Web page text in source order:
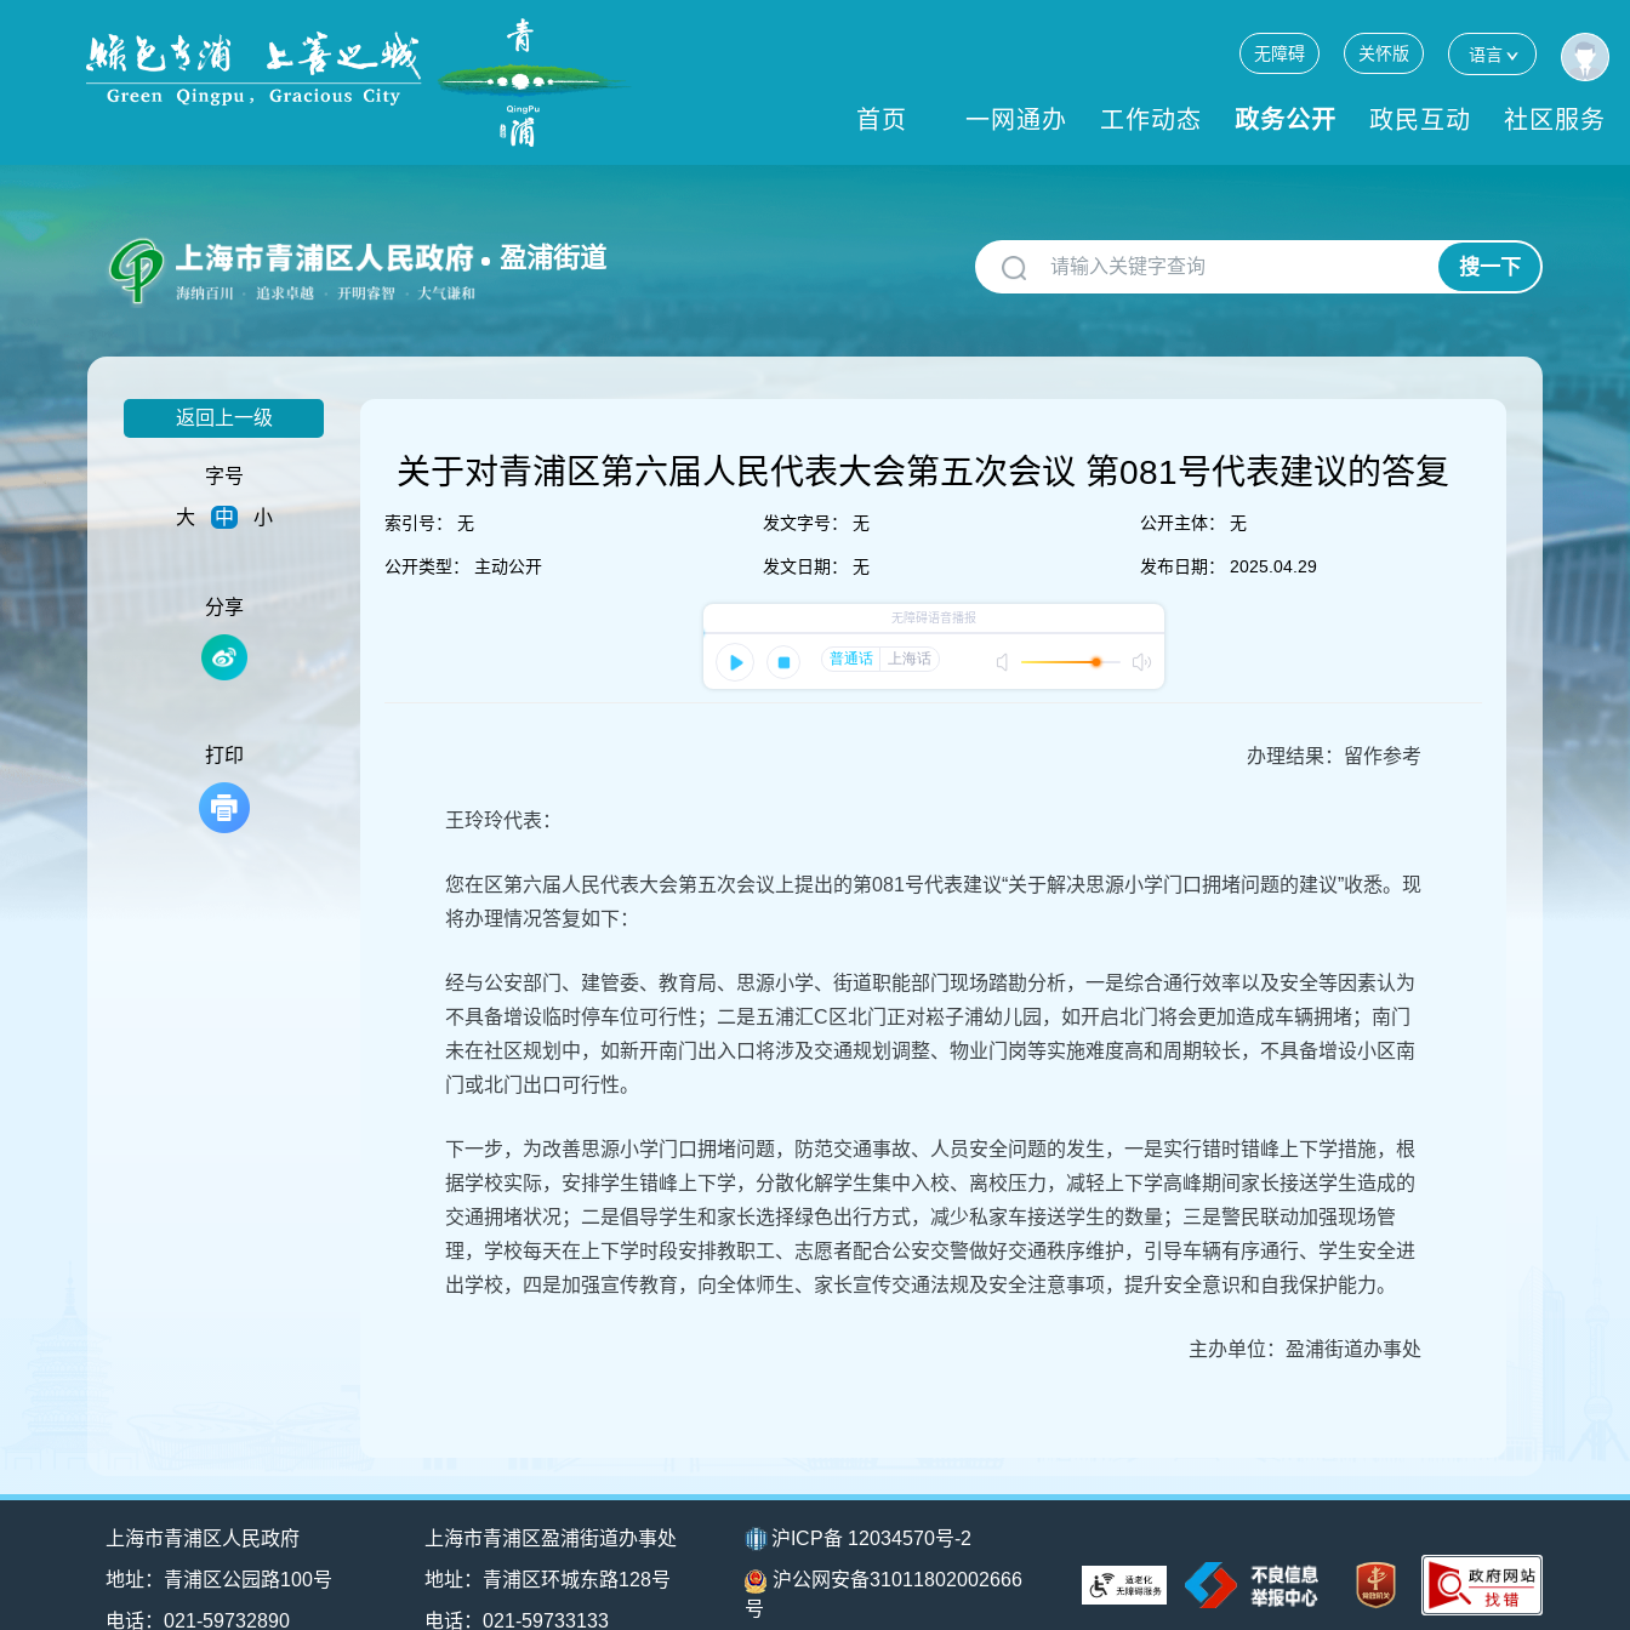
到
主
要
内
无障碍 关怀版 语言
首页 一网通办 工作动态 政务公开 政民互动 社区服务
盈浦街道 搜一下
返回上一级
字号
大
中 小
分享
打印
关于对青浦区第六届人民代表大会第五次会议 第081号代表建议的答复
索引号： 无
公开类型： 主动公开
发文字号： 无
发文日期： 无
公开主体： 无
发布日期： 2025.04.29
办理结果：留作参考
王玲玲代表：
您在区第六届人民代表大会第五次会议上提出的第081号代表建议“关于解决思源小学门口拥堵问题的建议”收悉。现
将办理情况答复如下：
经与公安部门、建管委、教育局、思源小学、街道职能部门现场踏勘分析，一是综合通行效率以及安全等因素认为
不具备增设临时停车位可行性；二是五浦汇C区北门正对崧子浦幼儿园，如开启北门将会更加造成车辆拥堵；南门
未在社区规划中，如新开南门出入口将涉及交通规划调整、物业门岗等实施难度高和周期较长，不具备增设小区南
门或北门出口可行性。
下一步，为改善思源小学门口拥堵问题，防范交通事故、人员安全问题的发生，一是实行错时错峰上下学措施，根
据学校实际，安排学生错峰上下学，分散化解学生集中入校、离校压力，减轻上下学高峰期间家长接送学生造成的
交通拥堵状况；二是倡导学生和家长选择绿色出行方式，减少私家车接送学生的数量；三是警民联动加强现场管
理，学校每天在上下学时段安排教职工、志愿者配合公安交警做好交通秩序维护，引导车辆有序通行、学生安全进
出学校，四是加强宣传教育，向全体师生、家长宣传交通法规及安全注意事项，提升安全意识和自我保护能力。
主办单位：盈浦街道办事处
上海市青浦区人民政府
地址：青浦区公园路100号
电话：021-59732890
上海市青浦区盈浦街道办事处
地址：青浦区环城东路128号
电话：021-59733133
沪ICP备 12034570号-2
沪公网安备31011802002666
号